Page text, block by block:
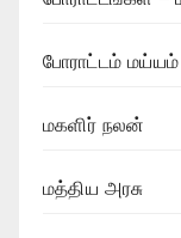
போராட்டம் மய்யம்
மகளிர் நலன்
மத்திய அரசு